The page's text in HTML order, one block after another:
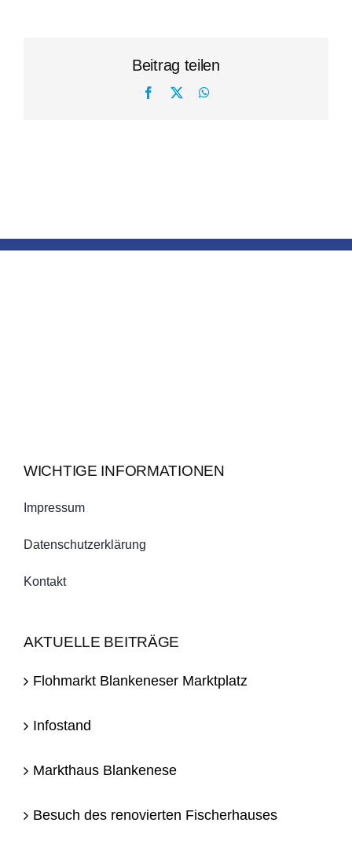
Beitrag teilen
Facebook WhatsApp
WICHTIGE INFORMATIONEN
Impressum
Datenschutzerklärung
Kontakt
AKTUELLE BEITRÄGE
Flohmarkt Blankeneser Marktplatz
Infostand
Markthaus Blankenese
Besuch des renovierten Fischerhauses